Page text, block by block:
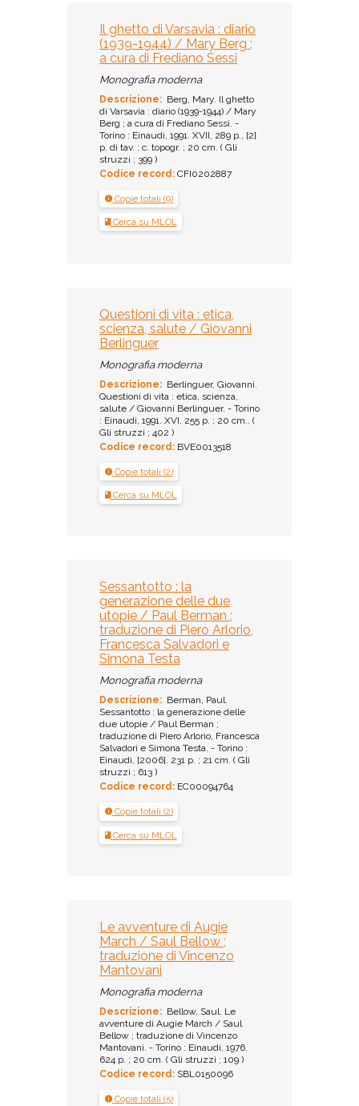
Il ghetto di Varsavia : diario
(1939-1944) / Mary Berg ;
a cura di Frediano Sessi
Monografia moderna
Descrizione: Berg, Mary. Il ghetto
di Varsavia : diario (1939-1944) / Mary
Berg ; a cura di Frediano Sessi. -
Torino : Einaudi, 1991. XVII, 289 p., [2]
p. di tav. : c. topogr. ; 20 cm. ( Gli
struzzi ; 399 )
Codice record: CFI0202887
Copie totali (9)
Cerca su MLOL
Questioni di vita : etica,
scienza, salute / Giovanni
Berlinguer
Monografia moderna
Descrizione: Berlinguer, Giovanni.
Questioni di vita : etica, scienza,
salute / Giovanni Berlinguer. - Torino
: Einaudi, 1991. XVI, 255 p. ; 20 cm.. (
Gli struzzi ; 402 )
Codice record: BVE0013518
Copie totali (2)
Cerca su MLOL
Sessantotto : la
generazione delle due
utopie / Paul Berman ;
traduzione di Piero Arlorio,
Francesca Salvadori e
Simona Testa
Monografia moderna
Descrizione: Berman, Paul.
Sessantotto : la generazione delle
due utopie / Paul Berman ;
traduzione di Piero Arlorio, Francesca
Salvadori e Simona Testa. - Torino :
Einaudi, [2006]. 231 p. ; 21 cm. ( Gli
struzzi ; 613 )
Codice record: EC00094764
Copie totali (2)
Cerca su MLOL
Le avventure di Augie
March / Saul Bellow ;
traduzione di Vincenzo
Mantovani
Monografia moderna
Descrizione: Bellow, Saul. Le
avventure di Augie March / Saul
Bellow ; traduzione di Vincenzo
Mantovani. - Torino : Einaudi, 1976.
624 p. ; 20 cm. ( Gli struzzi ; 109 )
Codice record: SBL0150096
Copie totali (5)